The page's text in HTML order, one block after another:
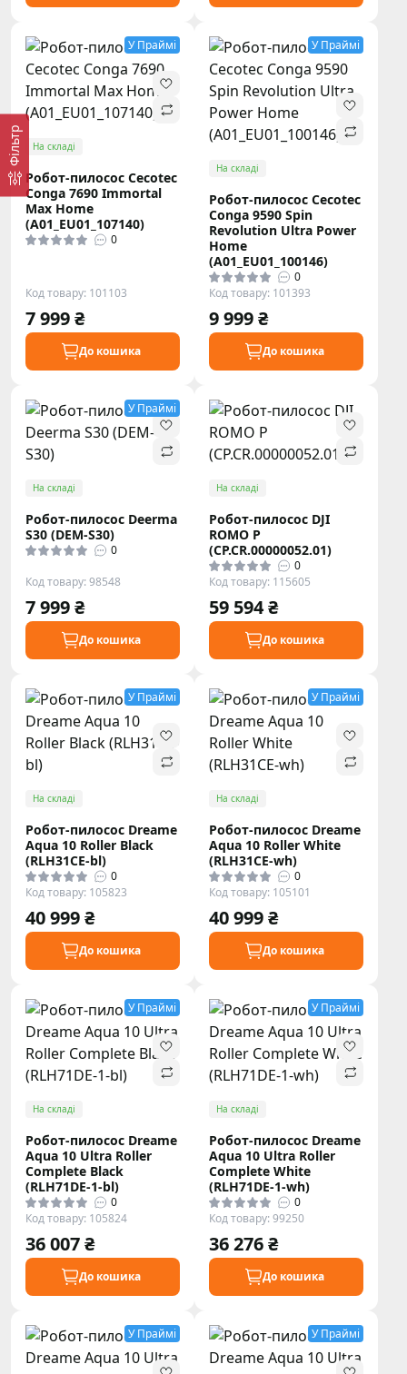
Фільтр
У Праймі
На складі
Робот-пилосос Cecotec
Conga 7690 Immortal
Max Home
(A01_EU01_107140)
0
Код товару: 101103
7 999 ₴
До кошика
У Праймі
На складі
Робот-пилосос Cecotec
Conga 9590 Spin
Revolution Ultra Power
Home
(A01_EU01_100146)
0
Код товару: 101393
9 999 ₴
До кошика
У Праймі
На складі
Робот-пилосос Deerma
S30 (DEM-S30)
0
Код товару: 98548
7 999 ₴
До кошика
На складі
Робот-пилосос DJI
ROMO P
(CP.CR.00000052.01)
0
Код товару: 115605
59 594 ₴
До кошика
У Праймі
На складі
Робот-пилосос Dreame
Aqua 10 Roller Black
(RLH31CE-bl)
0
Код товару: 105823
40 999 ₴
До кошика
У Праймі
На складі
Робот-пилосос Dreame
Aqua 10 Roller White
(RLH31CE-wh)
0
Код товару: 105101
40 999 ₴
До кошика
У Праймі
На складі
Робот-пилосос Dreame
Aqua 10 Ultra Roller
Complete Black
(RLH71DE-1-bl)
0
Код товару: 105824
36 007 ₴
До кошика
У Праймі
На складі
Робот-пилосос Dreame
Aqua 10 Ultra Roller
Complete White
(RLH71DE-1-wh)
0
Код товару: 99250
36 276 ₴
До кошика
У Праймі У Праймі